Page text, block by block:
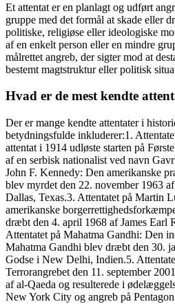
Et attentat er en planlagt og udført
gruppe med det formål at skade eller
politiske, religiøse eller ideologiske
af en enkelt person eller en mindre
målrettet angreb, der sigter mod at
bestemt magtstruktur eller politisk
Hvad er de mest kendte
Der er mange kendte attentater i
betydningsfulde inkluderer:1.
attentat i 1914 udløste starten på
af en serbisk nationalist ved navn
John F. Kennedy: Den amerikanske
blev myrdet den 22. november 1963
Dallas, Texas.3. Attentatet på Martin
amerikanske
dræbt den 4. april 1968 af James Earl
Attentatet på Mahatma Gandhi: Den
Mahatma Gandhi blev dræbt den 30.
Godse i New Delhi, Indien.5.
Terrorangrebet den 11. september
af al-Qaeda og resulterede i
New York City og angreb på